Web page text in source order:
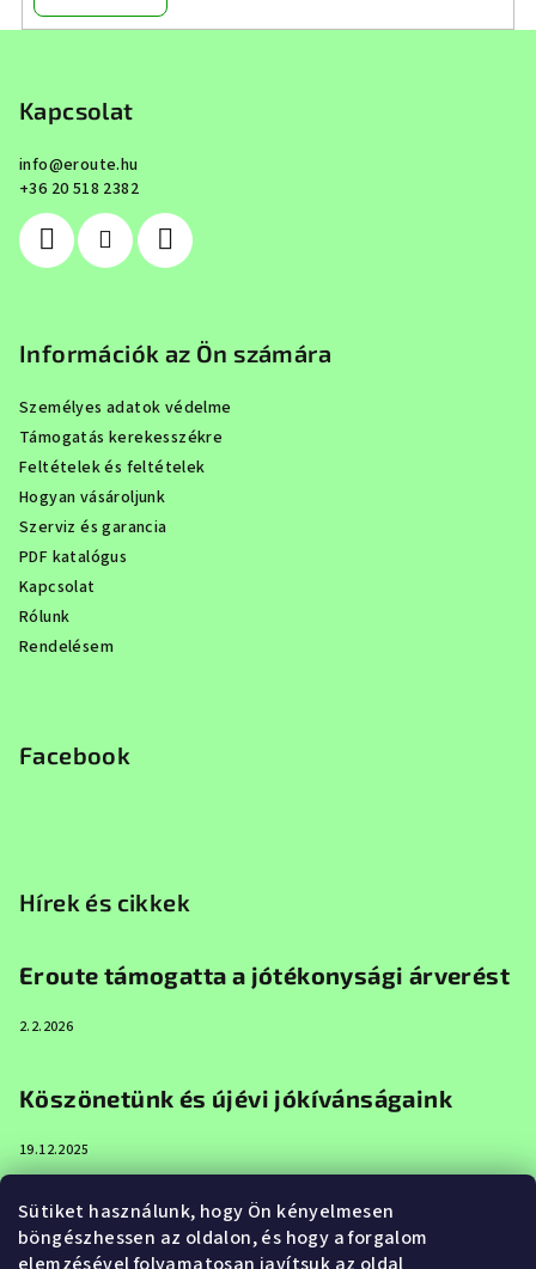
Sütiket használunk, hogy Ön kényelmesen
böngészhessen az oldalon, és hogy a forgalom
Kapcsolat
info@eroute.hu
+36 20 518 2382
Információk az Ön számára
Személyes adatok védelme
Támogatás kerekesszékre
Feltételek és feltételek
Hogyan vásároljunk
Szerviz és garancia
PDF katalógus
Kapcsolat
Rólunk
Rendelésem
Facebook
Hírek és cikkek
Eroute támogatta a jótékonysági árverést
2.2.2026
Köszönetünk és újévi jókívánságaink
19.12.2025
Boldog karácsonyt és boldog új évet az
Eroute-tól